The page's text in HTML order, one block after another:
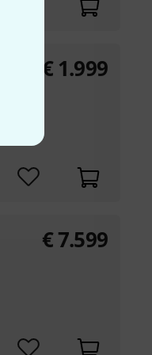
€ 1.999
€ 7.599